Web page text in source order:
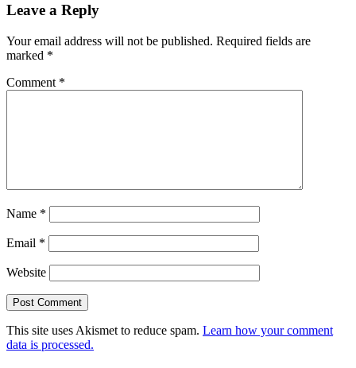
Leave a Reply
Your email address will not be published. Required fields are
marked *
Comment *
Name *
Email *
Website
This site uses Akismet to reduce spam. Learn how your comment
data is processed.